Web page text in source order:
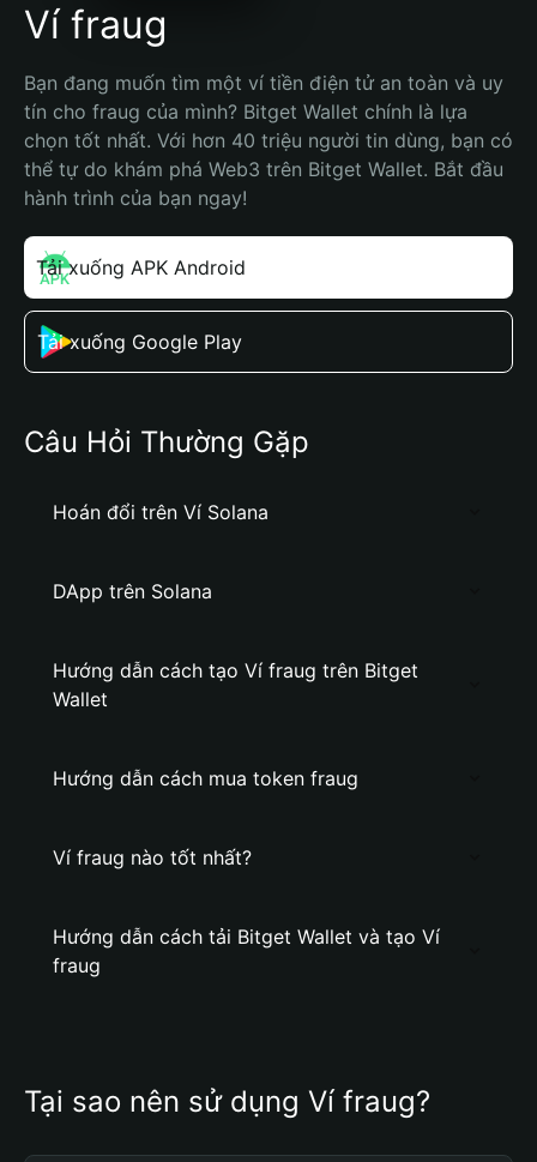
Ví fraug
Bạn đang muốn tìm một ví tiền điện tử an toàn và uy
tín cho fraug của mình? Bitget Wallet chính là lựa
chọn tốt nhất. Với hơn 40 triệu người tin dùng, bạn có
thể tự do khám phá Web3 trên Bitget Wallet. Bắt đầu
hành trình của bạn ngay!
Tải xuống APK Android
Tải xuống Google Play
Câu Hỏi Thường Gặp
Hoán đổi trên Ví Solana
DApp trên Solana
Hướng dẫn cách tạo Ví fraug trên Bitget
Wallet
Hướng dẫn cách mua token fraug
Ví fraug nào tốt nhất?
Hướng dẫn cách tải Bitget Wallet và tạo Ví
fraug
Tại sao nên sử dụng Ví fraug?